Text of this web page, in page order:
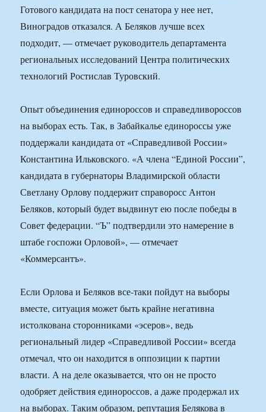
Готового кандидата на пост сенатора у нее нет,
Виноградов отказался. А Беляков лучше всех
подходит, — отмечает руководитель департамента
региональных исследований Центра политических
технологий Ростислав Туровский.
Опыт объединения единороссов и справедливороссов
на выборах есть. Так, в Забайкалье единороссы уже
поддержали кандидата от «Справедливой России»
Константина Ильковского. «А члена “Единой России”,
кандидата в губернаторы Владимирской области
Светлану Орлову поддержит справоросс Антон
Беляков, который будет выдвинут ею после победы в
Совет федерации. “Ъ” подтвердили это намерение в
штабе госпожи Орловой», — отмечает
«Коммерсантъ».
Если Орлова и Беляков все-таки пойдут на выборы
вместе, ситуация может быть крайне негативна
истолкована сторонниками «эсеров», ведь
региональный лидер «Справедливой России» всегда
отмечал, что он находится в оппозиции к партии
власти. А на деле оказывается, что он не просто
одобряет действия единороссов, а даже продержал их
на выборах. Таким образом, репутация Белякова в